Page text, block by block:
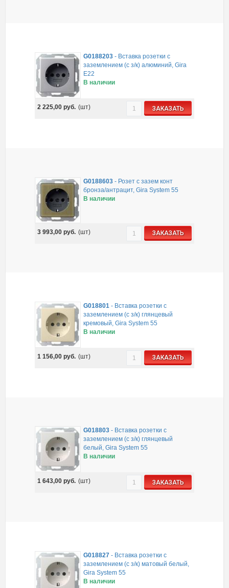
G0188203- Вставка розетки с
заземлением (с з/к) алюминий, Gira
E22
В наличии
2 225,00 руб. (шт) ЗАКАЗАТЬ
G0188603- Розет с зазем конт
бронза/антрацит, Gira System 55
В наличии
3 993,00 руб. (шт) ЗАКАЗАТЬ
G018801- Вставка розетки с
заземлением (с з/к) глянцевый
кремовый, Gira System 55
В наличии
1 156,00 руб. (шт) ЗАКАЗАТЬ
G018803- Вставка розетки с
заземлением (с з/к) глянцевый
белый, Gira System 55
В наличии
1 643,00 руб. (шт) ЗАКАЗАТЬ
G018827- Вставка розетки с
заземлением (с з/к) матовый белый,
Gira System 55
В наличии